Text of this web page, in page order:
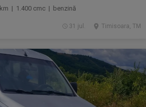
| 1.400 cmc | benzină
Timisoara, TM
31 jul.